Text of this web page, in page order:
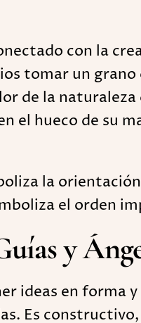
con la
tomar un
de la
el hueco de su
la
el orden
y
ideas en forma
Es